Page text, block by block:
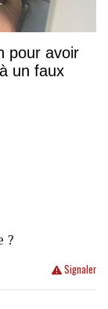
pour avoir
un faux
?
Signaler